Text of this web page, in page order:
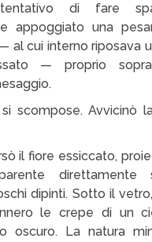
De Paris
Pralormo
di fare
appoggiato una
al cui interno riposava
— proprio
scompose. Avvicinò
il fiore essiccato,
direttamente
dipinti. Sotto il
le crepe di un
oscuro. La natura